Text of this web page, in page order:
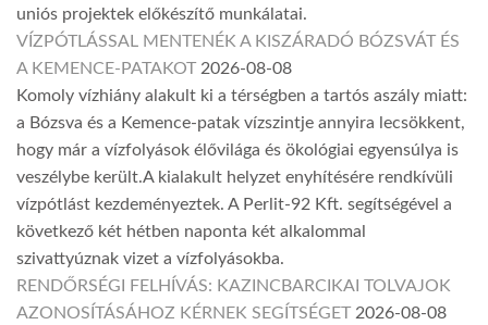
uniós projektek előkészítő munkálatai.
VÍZPÓTLÁSSAL MENTENÉK A KISZÁRADÓ BÓZSVÁT ÉS
A KEMENCE-PATAKOT 2026-08-08
Komoly vízhiány alakult ki a térségben a tartós aszály miatt:
a Bózsva és a Kemence-patak vízszintje annyira lecsökkent,
hogy már a vízfolyások élővilága és ökológiai egyensúlya is
veszélybe került.A kialakult helyzet enyhítésére rendkívüli
vízpótlást kezdeményeztek. A Perlit-92 Kft. segítségével a
következő két hétben naponta két alkalommal
szivattyúznak vizet a vízfolyásokba.
RENDŐRSÉGI FELHÍVÁS: KAZINCBARCIKAI TOLVAJOK
AZONOSÍTÁSÁHOZ KÉRNEK SEGÍTSÉGET 2026-08-08